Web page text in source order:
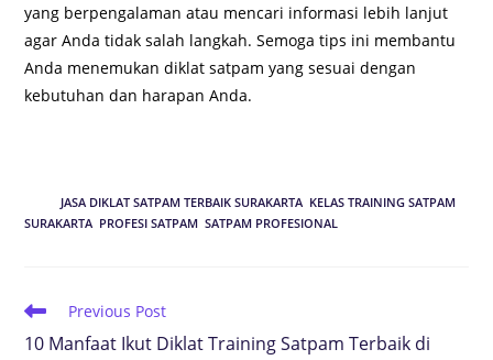
yang berpengalaman atau mencari informasi lebih lanjut
agar Anda tidak salah langkah. Semoga tips ini membantu
Anda menemukan diklat satpam yang sesuai dengan
kebutuhan dan harapan Anda.
JASA DIKLAT SATPAM TERBAIK SURAKARTA KELAS TRAINING SATPAM
SURAKARTA PROFESI SATPAM SATPAM PROFESIONAL
Previous Post
10 Manfaat Ikut Diklat Training Satpam Terbaik di